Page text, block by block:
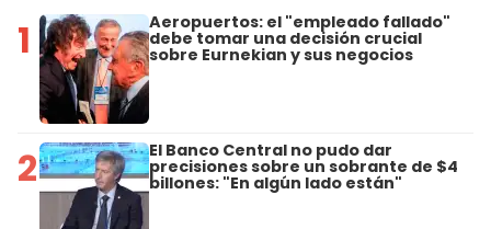
1 Aeropuertos: el "empleado fallado"
debe tomar una decisión crucial
sobre Eurnekian y sus negocios
2 El Banco Central no pudo dar
precisiones sobre un sobrante de $4
billones: "En algún lado están"